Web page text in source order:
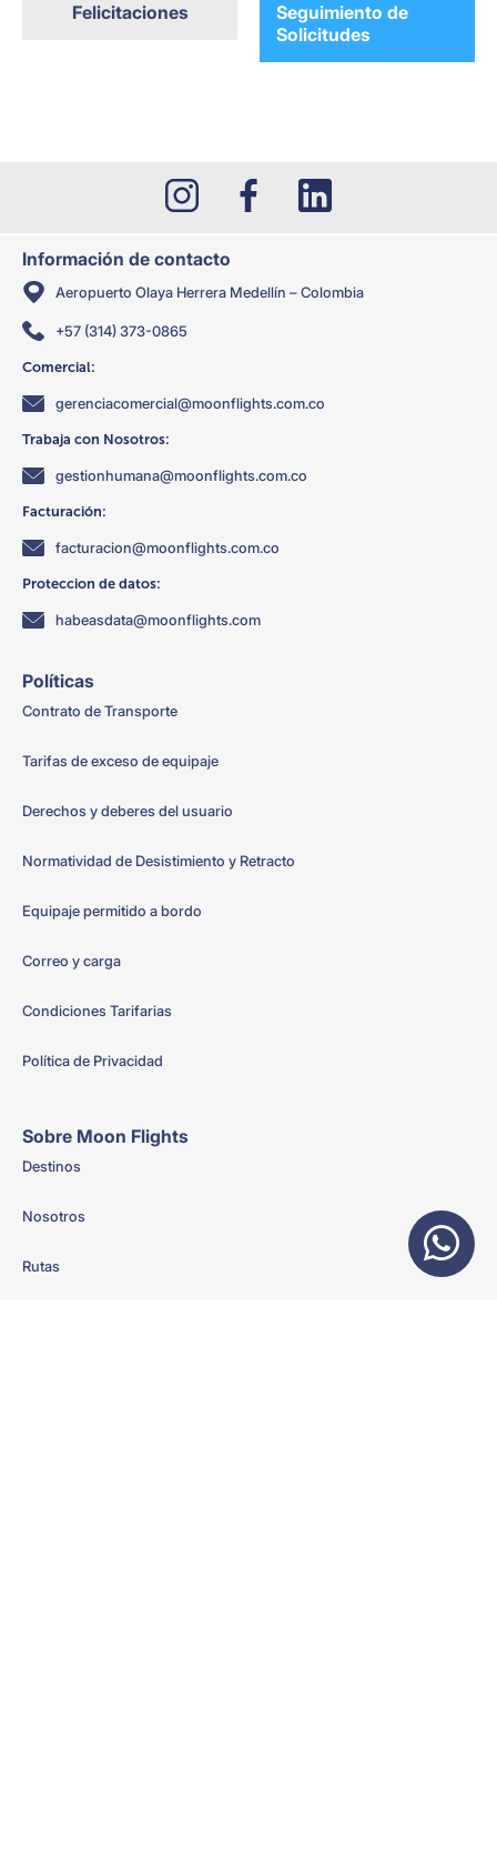
Felicitaciones
Seguimiento de
Solicitudes
Información de contacto
Aeropuerto Olaya Herrera Medellín – Colombia
+57 (314) 373-0865
Comercial:
gerenciacomercial@moonflights.com.co
Trabaja con Nosotros:
gestionhumana@moonflights.com.co
Facturación:
facturacion@moonflights.com.co
Proteccion de datos:
habeasdata@moonflights.com
Políticas
Contrato de Transporte
Tarifas de exceso de equipaje
Derechos y deberes del usuario
Normatividad de Desistimiento y Retracto
Equipaje permitido a bordo
Correo y carga
Condiciones Tarifarias
Política de Privacidad
Sobre Moon Flights
Destinos
Nosotros
Rutas